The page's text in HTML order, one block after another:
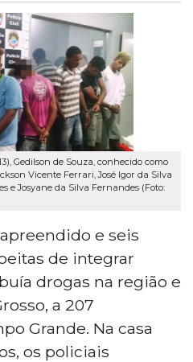
Gedilson de Souza, conhecido como
Vicente Ferrari, José Igor da Silva
e Josyane da Silva Fernandes (Foto:
e seis
de integrar
drogas na região e
a 207
Grande. Na casa
os policiais